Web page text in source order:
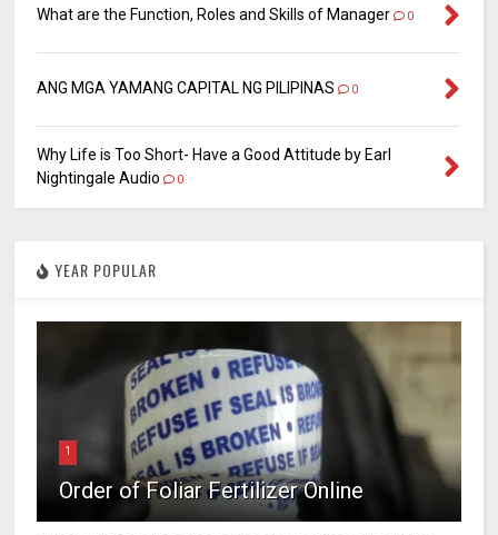
What are the Function, Roles and Skills of Manager 0
ANG MGA YAMANG CAPITAL NG PILIPINAS 0
Why Life is Too Short- Have a Good Attitude by Earl
Nightingale Audio
0
YEAR POPULAR
1
Order of Foliar Fertilizer Online